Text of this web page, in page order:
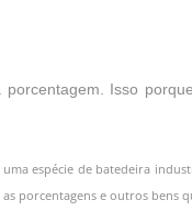
Isso
espécie de batedeira
porcentagens e outros bens